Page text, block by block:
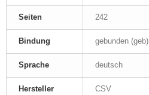
Seiten 242
Bindung gebunden (geb)
Sprache deutsch
Hersteller CSV